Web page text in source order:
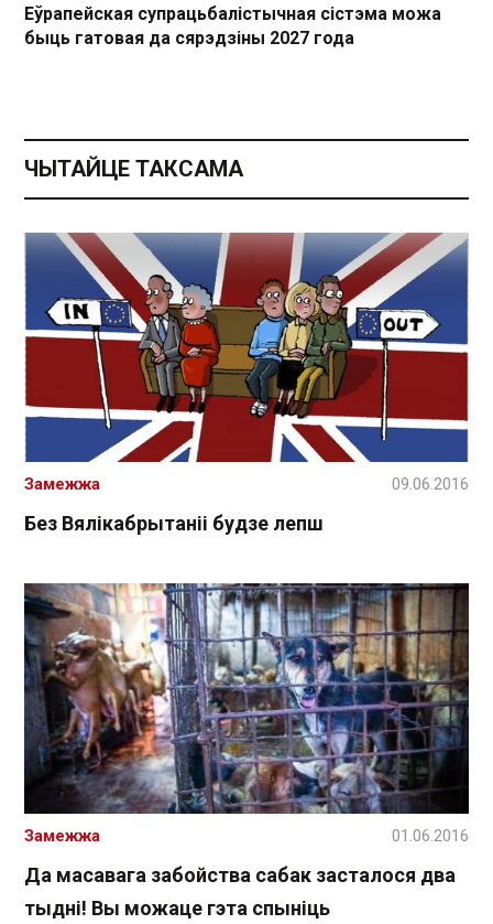
Еўрапейская супрацьбалістычная сістэма можа
быць гатовая да сярэдзіны 2027 года
ЧЫТАЙЦЕ ТАКСАМА
Без Вялікабрытаніі будзе лепш
Замежжа 09.06.2016
Да масавага забойства сабак засталося два
тыдні! Вы можаце гэта спыніць
Замежжа 01.06.2016